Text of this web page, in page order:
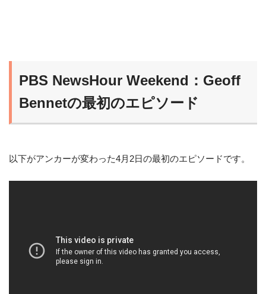
PBS NewsHour Weekend：Geoff
Bennetの最初のエピソード
以下がアンカーが変わった4月2日の最初のエピソードです。